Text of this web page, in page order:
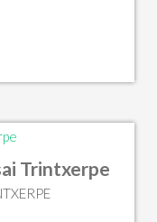
Trintxerpe